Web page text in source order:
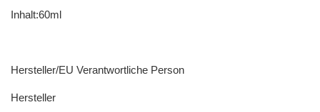
Inhalt:60ml
Hersteller/EU Verantwortliche Person
Hersteller